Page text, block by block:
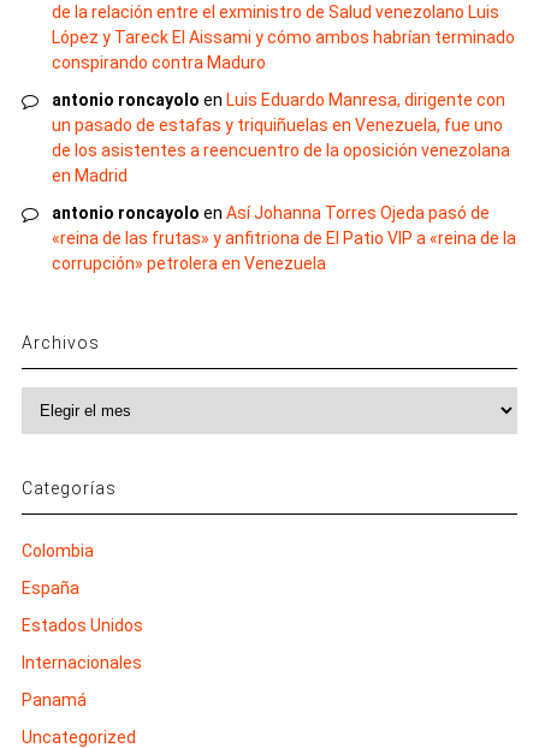
de la relación entre el exministro de Salud venezolano Luis
López y Tareck El Aissami y cómo ambos habrían terminado
conspirando contra Maduro
antonio roncayolo en Luis Eduardo Manresa, dirigente con
un pasado de estafas y triquiñuelas en Venezuela, fue uno
de los asistentes a reencuentro de la oposición venezolana
en Madrid
antonio roncayolo en Así Johanna Torres Ojeda pasó de
«reina de las frutas» y anfitriona de El Patio VIP a «reina de la
corrupción» petrolera en Venezuela
Archivos
Categorías
Colombia
España
Estados Unidos
Internacionales
Panamá
Uncategorized